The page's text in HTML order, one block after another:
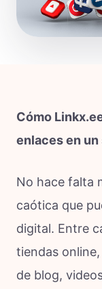
Cómo
enlaces en
No hace falta
caótica que
digital. Entre
tiendas
de blog,